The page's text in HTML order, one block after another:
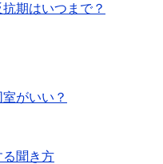
期はいつまで？
がいい？
る聞き方